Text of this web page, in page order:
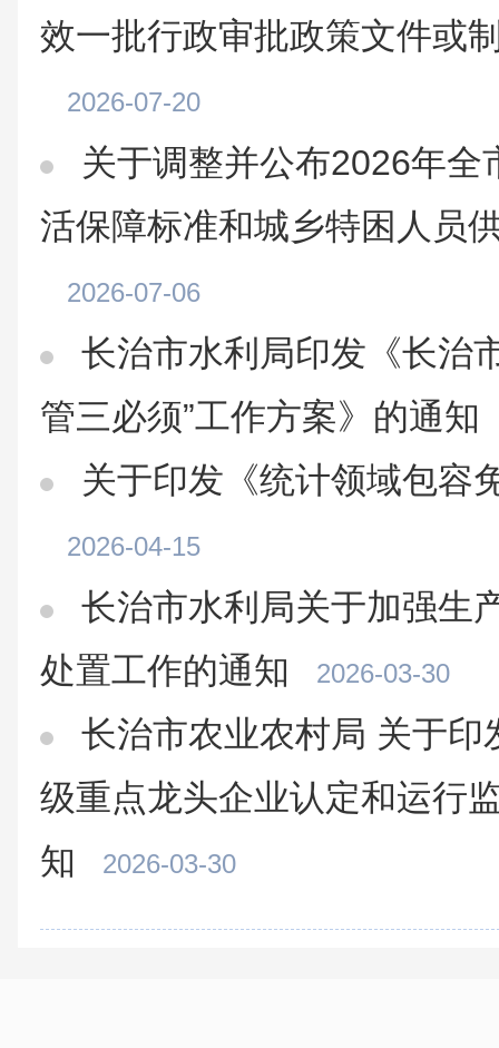
效一批行政审批政策文件或
2026-07-20
关于调整并公布2026年全
活保障标准和城乡特困人员
2026-07-06
长治市水利局印发《长治
管三必须”工作方案》的通知
关于印发《统计领域包容
2026-04-15
长治市水利局关于加强生
处置工作的通知
2026-03-30
长治市农业农村局 关于印
级重点龙头企业认定和运行
知
2026-03-30